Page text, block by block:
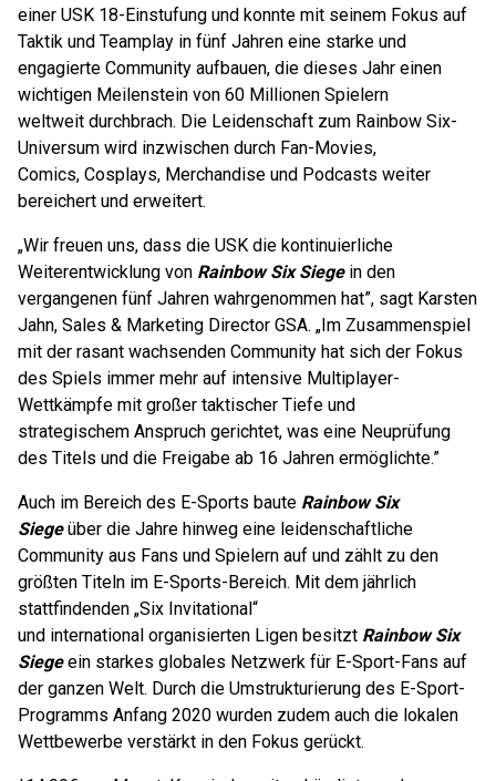
einer USK 18-Einstufung und konnte mit seinem Fokus auf
Taktik und Teamplay in fünf Jahren eine starke und
engagierte Community aufbauen, die dieses Jahr einen
wichtigen Meilenstein von 60 Millionen Spielern
weltweit durchbrach. Die Leidenschaft zum Rainbow Six-
Universum wird inzwischen durch Fan-Movies,
Comics, Cosplays, Merchandise und Podcasts weiter
bereichert und erweitert.
„Wir freuen uns, dass die USK die kontinuierliche
Weiterentwicklung von Rainbow Six Siegein den
vergangenen fünf Jahren wahrgenommen hat”, sagt Karsten
Jahn, Sales & Marketing Director GSA. „Im Zusammenspiel
mit der rasant wachsenden Community hat sich der Fokus
des Spiels immer mehr auf intensive Multiplayer-
Wettkämpfe mit großer taktischer Tiefe und
strategischem Anspruch gerichtet, was eine Neuprüfung
des Titels und die Freigabe ab 16 Jahren ermöglichte.”
Auch im Bereich des E-Sports baute Rainbow Six
Siegeüber die Jahre hinweg eine leidenschaftliche
Community aus Fans und Spielern auf und zählt zu den
größten Titeln im E-Sports-Bereich. Mit dem jährlich
stattfindenden „Six Invitational“
und international organisierten Ligen besitzt Rainbow Six
Siegeein starkes globales Netzwerk für E-Sport-Fans auf
der ganzen Welt. Durch die Umstrukturierung des E-Sport-
Programms Anfang 2020 wurden zudem auch die lokalen
Wettbewerbe verstärkt in den Fokus gerückt.